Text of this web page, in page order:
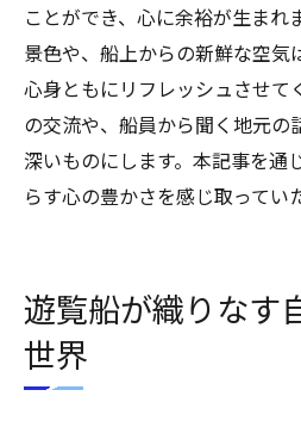
ことができ、心に余裕が生まれ
景色や、船上からの新鮮な空気
心身ともにリフレッシュさせて
の交流や、船員から聞く地元の
深いものにします。本記事を通
らす心の豊かさを感じ取ってい
遊覧船が織りなす
世界